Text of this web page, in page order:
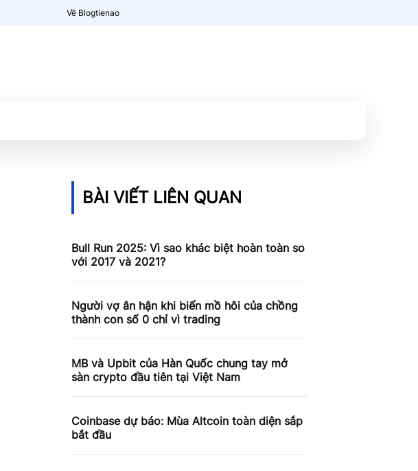
Về Blogtienao
BÀI VIẾT LIÊN QUAN
Bull Run 2025: Vì sao khác biệt hoàn toàn so
với 2017 và 2021?
Người vợ ân hận khi biến mồ hôi của chồng
thành con số 0 chỉ vì trading
MB và Upbit của Hàn Quốc chung tay mở
sàn crypto đầu tiên tại Việt Nam
Coinbase dự báo: Mùa Altcoin toàn diện sắp
bắt đầu